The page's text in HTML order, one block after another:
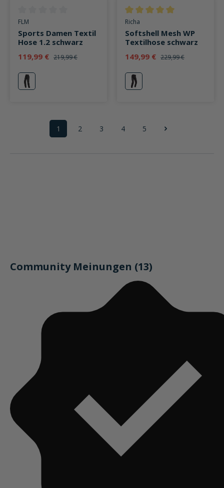
Durchschnittliche Bewertung von 0 von 5 Sternen
FLM
Sports Damen Textil
Hose 1.2 schwarz
119,99 € 219,99 €
schwarz
Durchschnittliche Bewertung
Richa
Softshell Mesh WP
Textilhose schwarz
149,99 € 229,99 €
schwarz
Seite
1 Seite
2 Seite
3 Seite
4 Seite
5
Community Meinungen (13)